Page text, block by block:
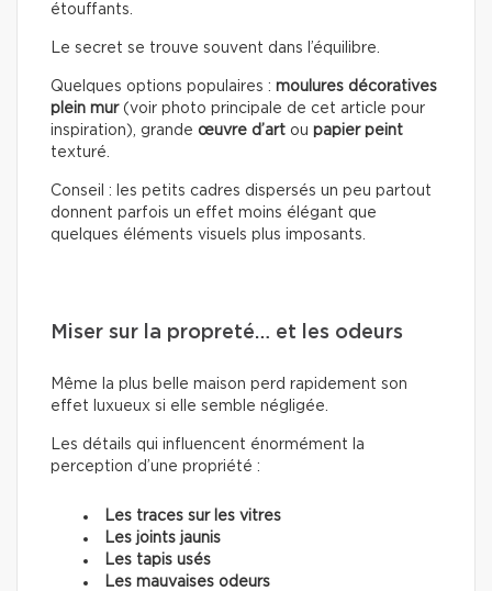
étouffants.
Le secret se trouve souvent dans l’équilibre.
Quelques options populaires : moulures décoratives
plein mur (voir photo principale de cet article pour
inspiration), grande œuvre d’art ou papier peint
texturé.
Conseil : les petits cadres dispersés un peu partout
donnent parfois un effet moins élégant que
quelques éléments visuels plus imposants.
Miser sur la propreté… et les odeurs
Même la plus belle maison perd rapidement son
effet luxueux si elle semble négligée.
Les détails qui influencent énormément la
perception d’une propriété :
Les traces sur les vitres
Les joints jaunis
Les tapis usés
Les mauvaises odeurs